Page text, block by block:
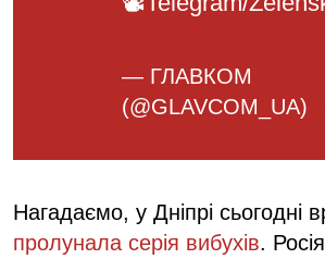
— ГЛАВКОМ
(@GLAVCOM_UA)
Нагадаємо, у Дніпрі сьогодні
пролунала серія вибухів.